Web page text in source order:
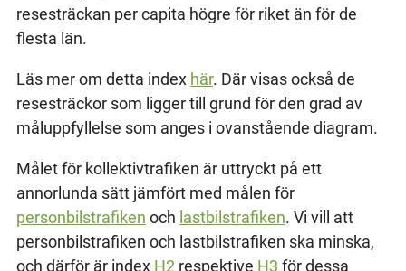
resesträckan per capita högre för riket än för de
flesta län.
Läs mer om detta index här. Där visas också de
resesträckor som ligger till grund för den grad av
måluppfyllelse som anges i ovanstående diagram.
Målet för kollektivtrafiken är uttryckt på ett
annorlunda sätt jämfört med målen för
personbilstrafiken och lastbilstrafiken. Vi vill att
personbilstrafiken och lastbilstrafiken ska minska,
och därför är index H2respektive H3 för dessa